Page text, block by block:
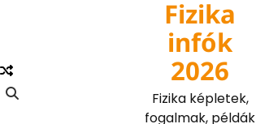
Fizika
infók
2026
Fizika képletek,
fogalmak, példák